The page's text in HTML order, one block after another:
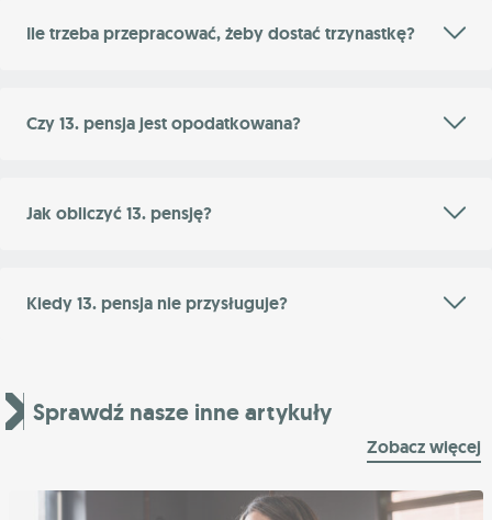
Ile trzeba przepracować, żeby dostać trzynastkę?
Czy 13. pensja jest opodatkowana?
Jak obliczyć 13. pensję?
Kiedy 13. pensja nie przysługuje?
Sprawdź nasze inne artykuły
Zobacz więcej